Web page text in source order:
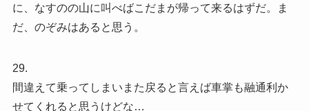
に、なすのの山に叫べばこだまが帰って来るはずだ。ま
だ、のぞみはあると思う。
29.
間違えて乗ってしまいまた戻ると言えば車掌も融通利か
せてくれると思うけどな…